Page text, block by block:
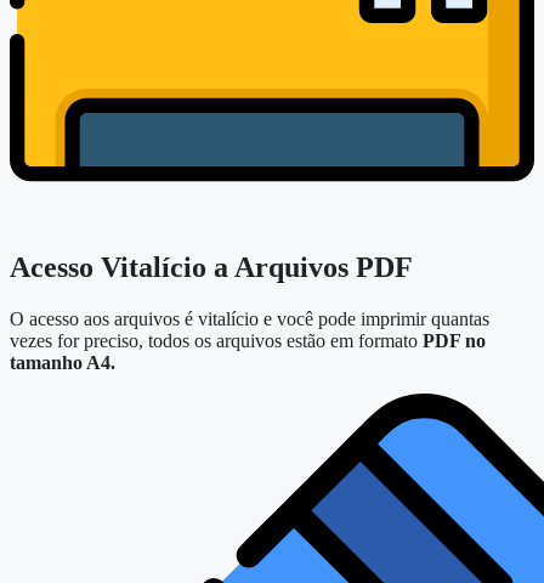
Acesso Vitalício a Arquivos PDF
O acesso aos arquivos é vitalício e você pode imprimir quantas
vezes for preciso, todos os arquivos estão em formato PDF no
tamanho A4.